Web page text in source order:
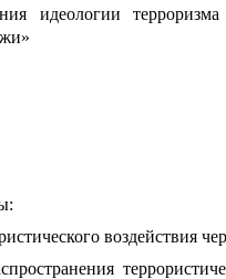
идеологии
воздействия